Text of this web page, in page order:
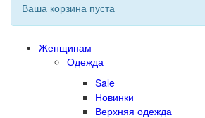
Ваша корзина пуста
Женщинам
Одежда
Sale
Новинки
Верхняя одежда